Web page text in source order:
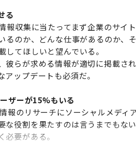
る
報収集に当たってまず企業のサイ
るのか、どんな仕事があるのか、
てほしいと望んでいる。
彼らが求める情報が適切に掲載さ
ップデートも必須だ。
ザーが15%もいる
報のリサーチにソーシャルメディ
な役割を果たすのは言うまでもな
要がある。